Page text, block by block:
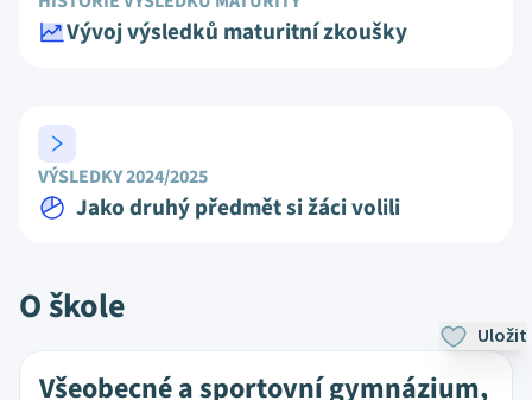
Vývoj výsledků maturitní zkoušky
VÝSLEDKY 2024/2025
Jako druhý předmět si žáci volili
O škole
Uložit
Všeobecné a sportovní gymnázium,